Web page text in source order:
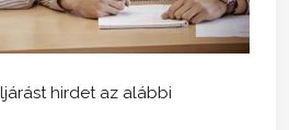
hirdet az alábbi